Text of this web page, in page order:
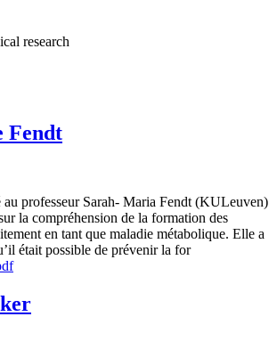
research
Fendt
au professeur Sarah- Maria Fendt (KULeuven)
la compréhension de la formation des
en tant que maladie métabolique. Elle a
était possible de prévenir la for